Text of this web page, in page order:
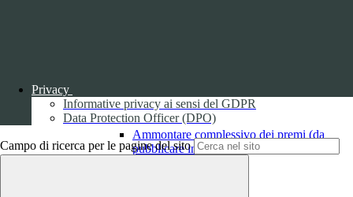
Privacy
Informative privacy ai sensi del GDPR
Data Protection Officer (DPO)
Campo di ricerca per le pagine del sito
Ammontare complessivo dei premi (da
pubblicare in tabelle) 1